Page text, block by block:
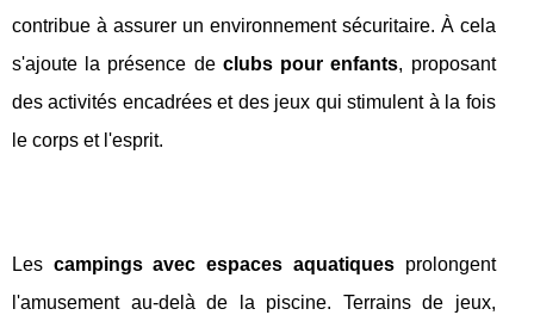
contribue à assurer un environnement sécuritaire. À cela
s'ajoute la présence de clubs pour enfants, proposant
des activités encadrées et des jeux qui stimulent à la fois
le corps et l'esprit.
Les campings avec espaces aquatiquesprolongent
l'amusement au-delà de la piscine. Terrains de jeux,